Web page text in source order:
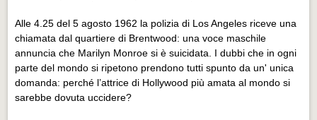
Alle 4.25 del 5 agosto 1962 la polizia di Los Angeles riceve una
chiamata dal quartiere di Brentwood: una voce maschile
annuncia che Marilyn Monroe si è suicidata. I dubbi che in ogni
parte del mondo si ripetono prendono tutti spunto da un' unica
domanda: perché l’attrice di Hollywood più amata al mondo si
sarebbe dovuta uccidere?